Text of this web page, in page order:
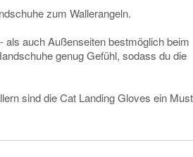
zum Wallerangeln.
auch Außenseiten bestmöglich beim
genug Gefühl, sodass du die
sind die Cat Landing Gloves ein Must